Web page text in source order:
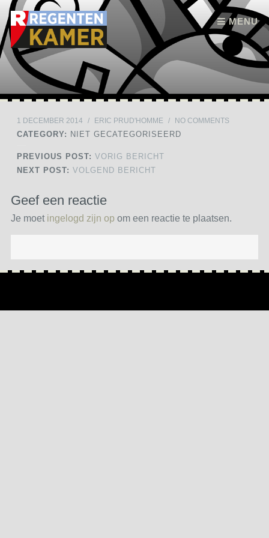
MENU
Skip to content
1 DECEMBER 2014 / ERIC PRUD'HOMME / NO COMMENTS
CATEGORY: NIET GECATEGORISEERD
PREVIOUS POST: VORIG BERICHT
NEXT POST: VOLGEND BERICHT
Geef een reactie
Je moet ingelogd zijn op om een reactie te plaatsen.